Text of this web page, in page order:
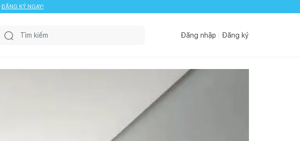
ĐĂNG KÝ NGAY!
Đăng nhập Đăng ký